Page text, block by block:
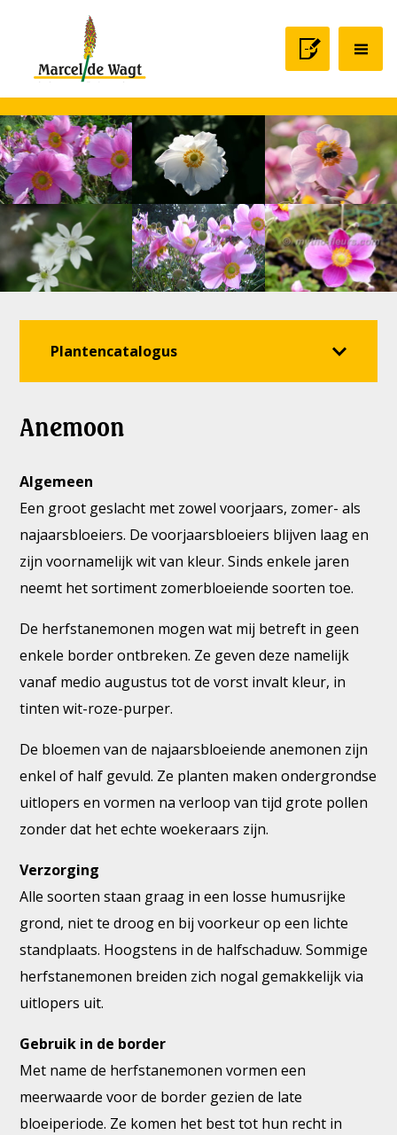
Plantencatalogus
Anemoon
Algemeen
Een groot geslacht met zowel voorjaars, zomer- als
najaarsbloeiers. De voorjaarsbloeiers blijven laag en
zijn voornamelijk wit van kleur. Sinds enkele jaren
neemt het sortiment zomerbloeiende soorten toe.
De herfstanemonen mogen wat mij betreft in geen
enkele border ontbreken. Ze geven deze namelijk
vanaf medio augustus tot de vorst invalt kleur, in
tinten wit-roze-purper.
De bloemen van de najaarsbloeiende anemonen zijn
enkel of half gevuld. Ze planten maken ondergrondse
uitlopers en vormen na verloop van tijd grote pollen
zonder dat het echte woekeraars zijn.
Verzorging
Alle soorten staan graag in een losse humusrijke
grond, niet te droog en bij voorkeur op een lichte
standplaats. Hoogstens in de halfschaduw. Sommige
herfstanemonen breiden zich nogal gemakkelijk via
uitlopers uit.
Gebruik in de border
Met name de herfstanemonen vormen een
meerwaarde voor de border gezien de late
bloeiperiode. Ze komen het best tot hun recht in